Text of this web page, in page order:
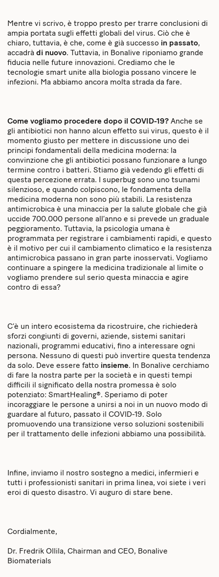
Mentre vi scrivo, è troppo presto per trarre conclusioni di
ampia portata sugli effetti globali del virus. Ciò che è
chiaro, tuttavia, è che, come è già successo in passato,
accadrà di nuovo. Tuttavia, in Bonalive riponiamo grande
fiducia nelle future innovazioni. Crediamo che le
tecnologie smart unite alla biologia possano vincere le
infezioni. Ma abbiamo ancora molta strada da fare.
Come vogliamo procedere dopo il COVID-19? Anche se
gli antibiotici non hanno alcun effetto sui virus, questo è il
momento giusto per mettere in discussione uno dei
principi fondamentali della medicina moderna: la
convinzione che gli antibiotici possano funzionare a lungo
termine contro i batteri. Stiamo già vedendo gli effetti di
questa percezione errata. I superbug sono uno tsunami
silenzioso, e quando colpiscono, le fondamenta della
medicina moderna non sono più stabili. La resistenza
antimicrobica è una minaccia per la salute globale che già
uccide 700.000 persone all’anno e si prevede un graduale
peggioramento. Tuttavia, la psicologia umana è
programmata per registrare i cambiamenti rapidi, e questo
è il motivo per cui il cambiamento climatico e la resistenza
antimicrobica passano in gran parte inosservati. Vogliamo
continuare a spingere la medicina tradizionale al limite o
vogliamo prendere sul serio questa minaccia e agire
contro di essa?
C’è un intero ecosistema da ricostruire, che richiederà
sforzi congiunti di governi, aziende, sistemi sanitari
nazionali, programmi educativi, fino a interessare ogni
persona. Nessuno di questi può invertire questa tendenza
da solo. Deve essere fatto insieme. In Bonalive cerchiamo
di fare la nostra parte per la società e in questi tempi
difficili il significato della nostra promessa è solo
potenziato: SmartHealing®. Speriamo di poter
incoraggiare le persone a unirsi a noi in un nuovo modo di
guardare al futuro, passato il COVID-19. Solo
promuovendo una transizione verso soluzioni sostenibili
per il trattamento delle infezioni abbiamo una possibilità.
Infine, inviamo il nostro sostegno a medici, infermieri e
tutti i professionisti sanitari in prima linea, voi siete i veri
eroi di questo disastro. Vi auguro di stare bene.
Cordialmente,
Dr. Fredrik Ollila, Chairman and CEO, Bonalive
Biomaterials